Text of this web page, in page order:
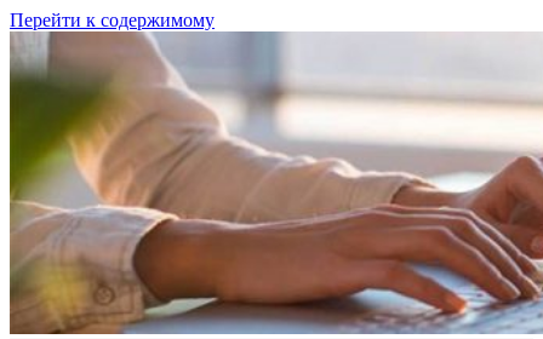
Перейти к содержимому